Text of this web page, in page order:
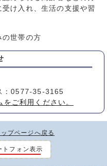
け入れ、生活の支援や習
の世帯の方
0577-35-3165
ご利用ください。
ップページへ戻る
トフォン表示